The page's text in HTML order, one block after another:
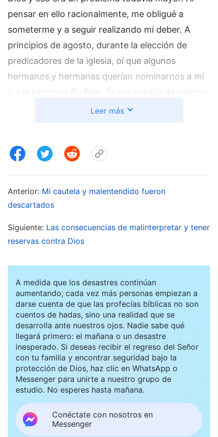
pensar en ello racionalmente, me obligué a
someterme y a seguir realizando mi deber. A
principios de agosto, durante la elección de
predicadores de la iglesia, oí que algunos
hermanos y hermanas querían nominarnos a mí
y a la hermana Gu Nan. Se me estrujó de repente
el corazón y mis preocupaciones aumentaron,
predicadora y tengo que supervisar varias
un peligro mayores? ¿Qué ocurriría si no hago
bien el trabajo y provoco pérdidas significativas?
desenlace y un buen porvenir?”. Al pensar en
esto, me daba terror que me eligieran. Me di
cuenta de que no ocuparme de mi estado era
peligroso y estaba afectando al desempeño de
mi deber, así que comencé a buscar respuestas
en las palabras de Dios.
Un día, durante mis devociones, me topé con un
pasaje de las palabras de Dios: “Vinisteis a
cumplir vuestro deber. Tenéis que dar gracias a
Dios sin importar lo duro que trabajéis, la
mucho que os poden. Dios os dio esta
oportunidad para que pudierais experimentar
Leer más
Anterior: Mi cautela y malentendido fueron
descartados
Siguiente: Las consecuencias de malinterpretar y tener
reservas contra Dios
A medida que los desastres continúan
aumentando, cada vez más personas empiezan a
darse cuenta de que las profecías bíblicas no son
cuentos de hadas, sino una realidad que se
desarrolla ante nuestros ojos. Nadie sabe qué
llegará primero: el mañana o un desastre
inesperado. Si deseas recibir el regreso del Señor
con tu familia y encontrar seguridad bajo la
protección de Dios, haz clic en WhatsApp o
Messenger para unirte a nuestro grupo de
estudio. No esperes hasta mañana.
Conéctate con nosotros en
Messenger